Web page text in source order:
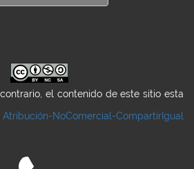
el contenido de este sitio esta
Atribución-NoComercial-CompartirIgual